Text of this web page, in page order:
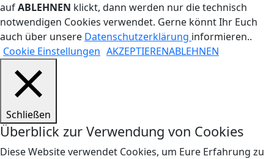
aufABLEHNEN klickt, dann werden nur die technisch
notwendigen Cookies verwendet. Gerne könnt Ihr Euch
auch über unsere Datenschutzerklärung informieren..
Cookie Einstellungen AKZEPTIERENABLEHNEN
Schließen
Überblick zur Verwendung von Cookies
Diese Website verwendet Cookies, um Eure Erfahrung zu